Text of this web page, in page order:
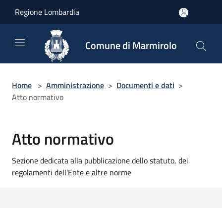
Regione Lombardia
Comune di Marmirolo
Home > Amministrazione > Documenti e dati >
Atto normativo
Atto normativo
Sezione dedicata alla pubblicazione dello statuto, dei
regolamenti dell'Ente e altre norme